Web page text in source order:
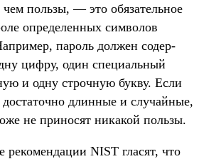
поль­зы, — это обя­затель­ное
опре­делен­ных сим­волов
пароль дол­жен содер­
циф­ру, один спе­циаль­ный
и одну строч­ную бук­ву. Если
длин­ные и слу­чай­ные,
не при­носят никакой поль­зы.
рекомен­дации NIST гла­сят, что